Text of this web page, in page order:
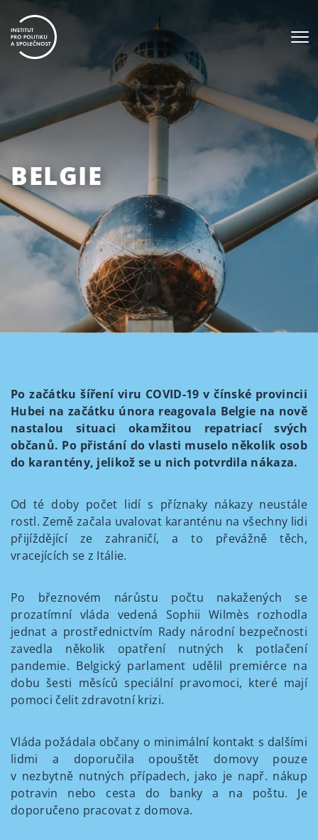
BELGIE
Po začátku šíření viru COVID-19 v čínské provincii
Hubei na začátku února reagovala Belgie na nově
nastalou situaci okamžitou repatriací svých
občanů. Po přistání do vlasti muselo několik osob
do karantény, jelikož se u nich potvrdila nákaza.
Od té doby počet lidí s příznaky nákazy neustále
rostl. Země začala uvalovat karanténu na všechny lidi
přijíždějící ze zahraničí, a to převážně těch,
vracejících se z Itálie.
Po březnovém nárůstu počtu nakažených se
prozatímní vláda vedená Sophii Wilmès rozhodla
jednat a prostřednictvím Rady národní bezpečnosti
zavedla několik opatření nutných k potlačení
pandemie. Belgický parlament udělil premiérce na
dobu šesti měsíců speciální pravomoci, které mají
pomoci čelit zdravotní krizi.
Vláda požádala občany o minimální kontakt s dalšími
lidmi a doporučila opouštět domovy pouze
v nezbytně nutných případech, jako je např. nákup
potravin nebo cesta do banky a na poštu. Je
doporučeno pracovat z domova.